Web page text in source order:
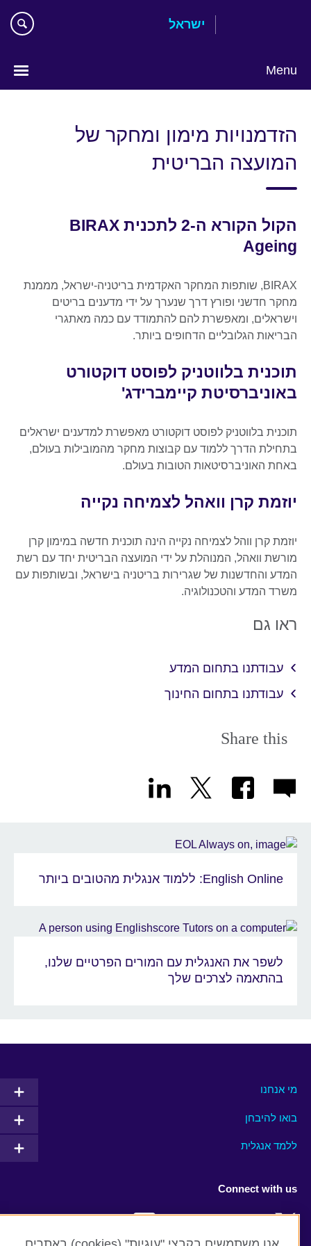
ישראל
Menu
language
הזדמנויות מימון ומחקר של
המועצה הבריטית
הקול הקורא ה-2 לתכנית BIRAX
Ageing
BIRAX, שותפות המחקר האקדמית בריטניה-ישראל, מממנת
מחקר חדשני ופורץ דרך שנערך על ידי מדענים בריטים
וישראלים, ומאפשרת להם להתמודד עם כמה מאתגרי
הבריאות הגלובליים הדחופים ביותר.
תוכנית בלווטניק לפוסט דוקטורט
באוניברסיטת קיימברידג'
תוכנית בלווטניק לפוסט דוקטורט מאפשרת למדענים ישראלים
בתחילת הדרך ללמוד עם קבוצות מחקר מהמובילות בעולם,
באחת האוניברסיטאות הטובות בעולם.
יוזמת קרן וואהל לצמיחה נקייה
יוזמת קרן ווהל לצמיחה נקייה הינה תוכנית חדשה במימון קרן
מורשת וואהל, המנוהלת על ידי המועצה הבריטית יחד עם רשת
המדע והחדשנות של שגרירות בריטניה בישראל, ובשותפות עם
משרד המדע והטכנולוגיה.
ראו גם
עבודתנו בתחום המדע
עבודתנו בתחום החינוך
Share this
English Online: ללמוד אנגלית מהטובים ביותר
לשפר את האנגלית עם המורים הפרטיים שלנו,
בהתאמה לצרכים שלך
מי אנחנו
בואו להיבחן
ללמד אנגלית
Connect with us